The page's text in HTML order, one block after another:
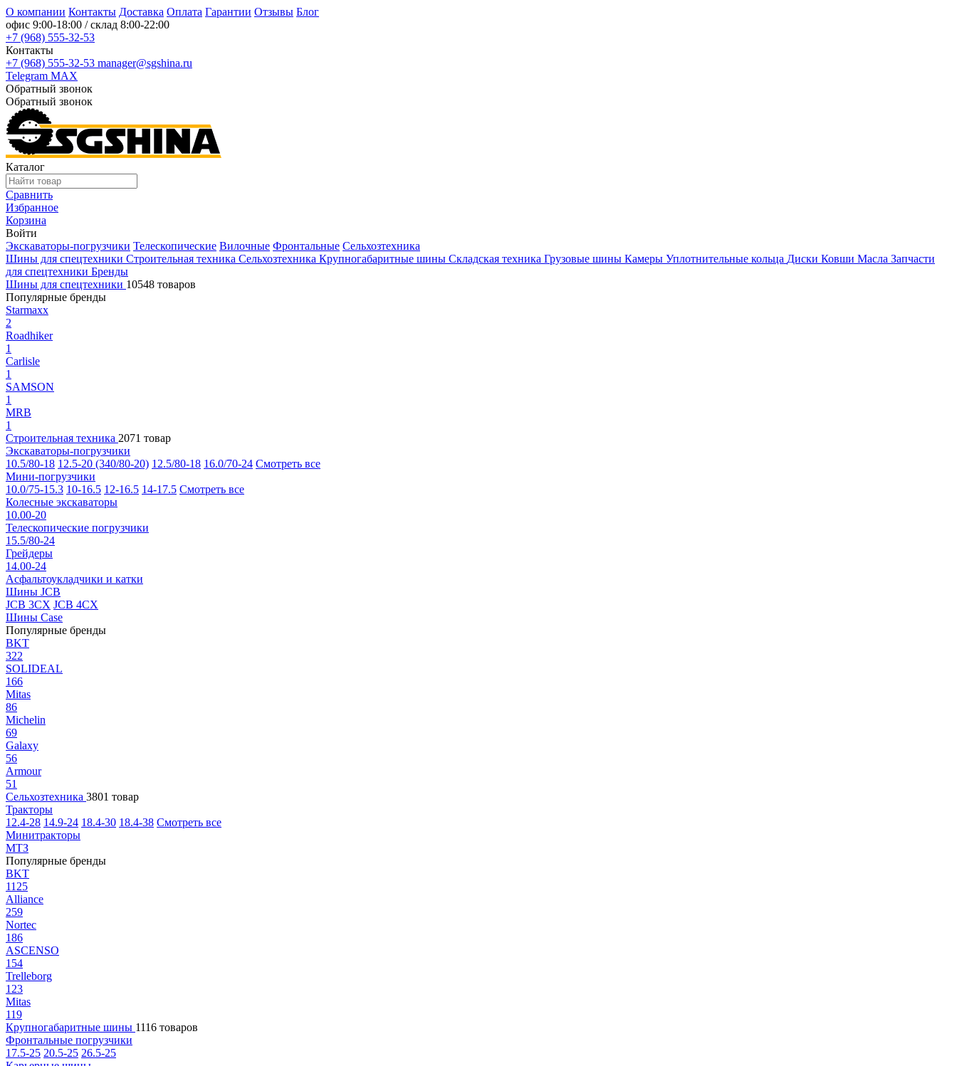
О компании Контакты Доставка Оплата Гарантии Отзывы Блог
офис 9:00-18:00 / склад 8:00-22:00
+7 (968) 555-32-53
Контакты
+7 (968) 555-32-53 manager@sgshina.ru
Telegram MAX
Обратный звонок
Обратный звонок
Каталог
Сравнить
Избранное
Корзина
Войти
Экскаваторы-погрузчики Телескопические Вилочные Фронтальные Сельхозтехника
Шины для спецтехники Строительная техника Сельхозтехника Крупногабаритные шины Складская техника Грузовые шины Камеры Уплотнительные кольца Диски Ковши Масла Запчасти
для спецтехники Бренды
Шины для спецтехники 10548 товаров
Популярные бренды
Starmaxx
2
Roadhiker
1
Carlisle
1
SAMSON
1
MRB
1
Строительная техника 2071 товар
Экскаваторы-погрузчики
10.5/80-18 12.5-20 (340/80-20) 12.5/80-18 16.0/70-24 Смотреть все
Мини-погрузчики
10.0/75-15.3 10-16.5 12-16.5 14-17.5 Смотреть все
Колесные экскаваторы
10.00-20
Телескопические погрузчики
15.5/80-24
Грейдеры
14.00-24
Асфальтоукладчики и катки
Шины JCB
JCB 3CX JCB 4CX
Шины Case
Популярные бренды
BKT
322
SOLIDEAL
166
Mitas
86
Michelin
69
Galaxy
56
Armour
51
Сельхозтехника 3801 товар
Тракторы
12.4-28 14.9-24 18.4-30 18.4-38 Смотреть все
Минитракторы
МТЗ
Популярные бренды
BKT
1125
Alliance
259
Nortec
186
ASCENSO
154
Trelleborg
123
Mitas
119
Крупногабаритные шины 1116 товаров
Фронтальные погрузчики
17.5-25 20.5-25 26.5-25